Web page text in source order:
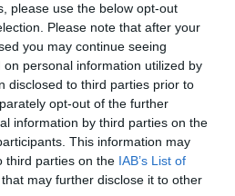
please use the below opt-out
Please note that after your
you may continue seeing
personal information utilized by
disclosed to third parties prior to
opt-out of the further
information by third parties on the
This information may
third parties on the IAB’s List of
that may further disclose it to other